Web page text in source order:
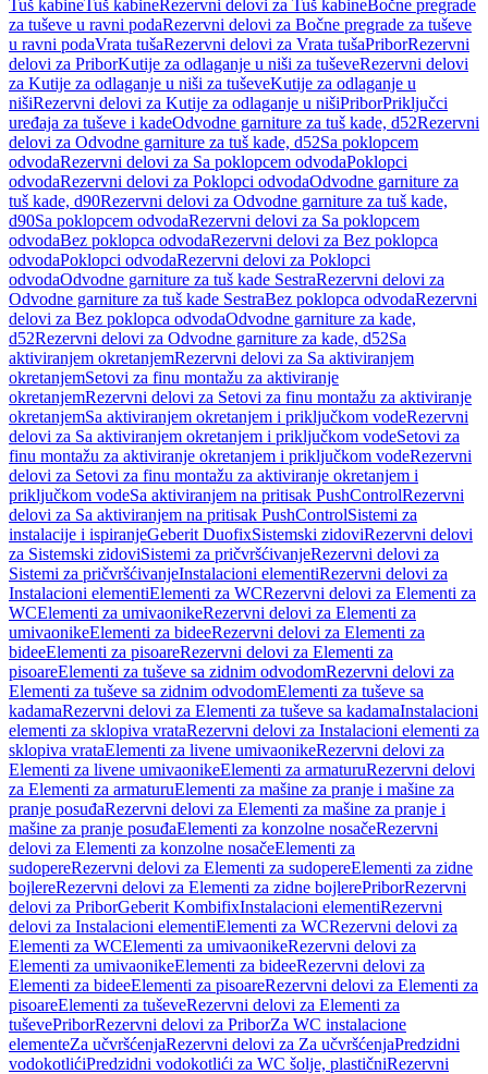
Tuš kabineTuš kabineRezervni delovi za Tuš kabineBočne pregrade
za tuševe u ravni podaRezervni delovi za Bočne pregrade za tuševe
u ravni podaVrata tušaRezervni delovi za Vrata tušaPriborRezervni
delovi za PriborKutije za odlaganje u niši za tuševeRezervni delovi
za Kutije za odlaganje u niši za tuševeKutije za odlaganje u
nišiRezervni delovi za Kutije za odlaganje u nišiPriborPriključci
uređaja za tuševe i kadeOdvodne garniture za tuš kade, d52Rezervni
delovi za Odvodne garniture za tuš kade, d52Sa poklopcem
odvodaRezervni delovi za Sa poklopcem odvodaPoklopci
odvodaRezervni delovi za Poklopci odvodaOdvodne garniture za
tuš kade, d90Rezervni delovi za Odvodne garniture za tuš kade,
d90Sa poklopcem odvodaRezervni delovi za Sa poklopcem
odvodaBez poklopca odvodaRezervni delovi za Bez poklopca
odvodaPoklopci odvodaRezervni delovi za Poklopci
odvodaOdvodne garniture za tuš kade SestraRezervni delovi za
Odvodne garniture za tuš kade SestraBez poklopca odvodaRezervni
delovi za Bez poklopca odvodaOdvodne garniture za kade,
d52Rezervni delovi za Odvodne garniture za kade, d52Sa
aktiviranjem okretanjemRezervni delovi za Sa aktiviranjem
okretanjemSetovi za finu montažu za aktiviranje
okretanjemRezervni delovi za Setovi za finu montažu za aktiviranje
okretanjemSa aktiviranjem okretanjem i priključkom vodeRezervni
delovi za Sa aktiviranjem okretanjem i priključkom vodeSetovi za
finu montažu za aktiviranje okretanjem i priključkom vodeRezervni
delovi za Setovi za finu montažu za aktiviranje okretanjem i
priključkom vodeSa aktiviranjem na pritisak PushControlRezervni
delovi za Sa aktiviranjem na pritisak PushControlSistemi za
instalacije i ispiranjeGeberit DuofixSistemski zidoviRezervni delovi
za Sistemski zidoviSistemi za pričvršćivanjeRezervni delovi za
Sistemi za pričvršćivanjeInstalacioni elementiRezervni delovi za
Instalacioni elementiElementi za WCRezervni delovi za Elementi za
WCElementi za umivaonikeRezervni delovi za Elementi za
umivaonikeElementi za bideeRezervni delovi za Elementi za
bideeElementi za pisoareRezervni delovi za Elementi za
pisoareElementi za tuševe sa zidnim odvodomRezervni delovi za
Elementi za tuševe sa zidnim odvodomElementi za tuševe sa
kadamaRezervni delovi za Elementi za tuševe sa kadamaInstalacioni
elementi za sklopiva vrataRezervni delovi za Instalacioni elementi za
sklopiva vrataElementi za livene umivaonikeRezervni delovi za
Elementi za livene umivaonikeElementi za armaturuRezervni delovi
za Elementi za armaturuElementi za mašine za pranje i mašine za
pranje posuđaRezervni delovi za Elementi za mašine za pranje i
mašine za pranje posuđaElementi za konzolne nosačeRezervni
delovi za Elementi za konzolne nosačeElementi za
sudopereRezervni delovi za Elementi za sudopereElementi za zidne
bojlereRezervni delovi za Elementi za zidne bojlerePriborRezervni
delovi za PriborGeberit KombifixInstalacioni elementiRezervni
delovi za Instalacioni elementiElementi za WCRezervni delovi za
Elementi za WCElementi za umivaonikeRezervni delovi za
Elementi za umivaonikeElementi za bideeRezervni delovi za
Elementi za bideeElementi za pisoareRezervni delovi za Elementi za
pisoareElementi za tuševeRezervni delovi za Elementi za
tuševePriborRezervni delovi za PriborZa WC instalacione
elementeZa učvršćenjaRezervni delovi za Za učvršćenjaPredzidni
vodokotlićiPredzidni vodokotlići za WC šolje, plastičniRezervni